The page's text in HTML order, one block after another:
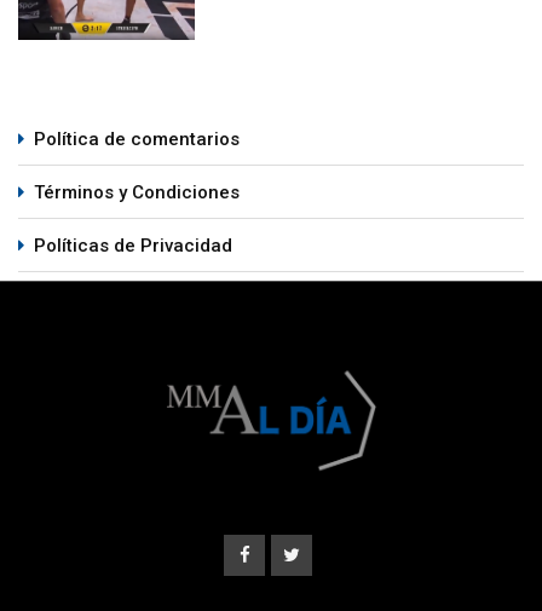
Política de comentarios
Términos y Condiciones
Políticas de Privacidad